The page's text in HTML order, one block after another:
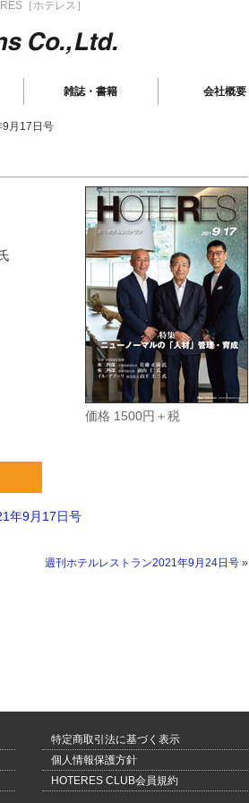
［ホテレス］
雑誌・書籍 会社概要
9月17日号
価格 1500円＋税
年9月17日号
週刊ホテルレストラン2021年9月24日号 »
特定商取引法に基づく表示
個人情報保護方針
HOTERES CLUB会員規約